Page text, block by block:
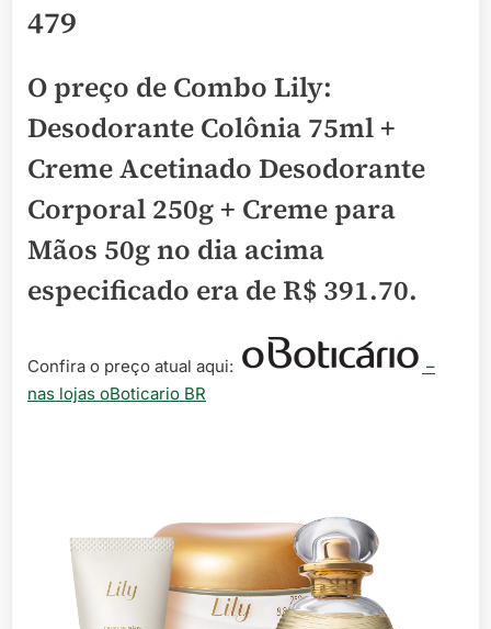
479
O preço de Combo Lily:
Desodorante Colônia 75ml +
Creme Acetinado Desodorante
Corporal 250g + Creme para
Mãos 50g no dia acima
especificado era deR$ 391.70.
Confira o preço atual aqui:
–
nas lojas oBoticario BR